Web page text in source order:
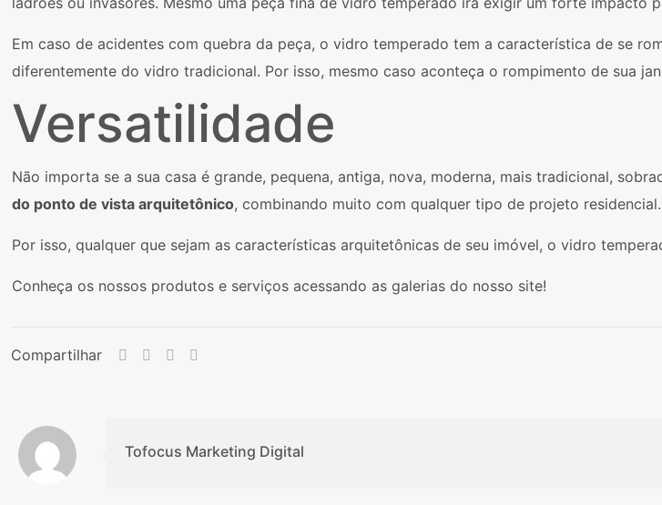
Em caso de acidentes com quebra da peça, o vidro temperado tem a característica de se
diferentemente do vidro tradicional. Por isso, mesmo caso aconteça o rompimento de sua
Versatilidade
Não importa se a sua casa é grande, pequena, antiga, nova, moderna, mais tradicional,
do ponto de vista arquitetônico, combinando muito com qualquer tipo de projeto residencial.
Por isso, qualquer que sejam as características arquitetônicas de seu imóvel, o vidro
Conheça os nossos produtos e serviços acessando as galerias do nosso site!
Compartilhar
Tofocus Marketing Digital